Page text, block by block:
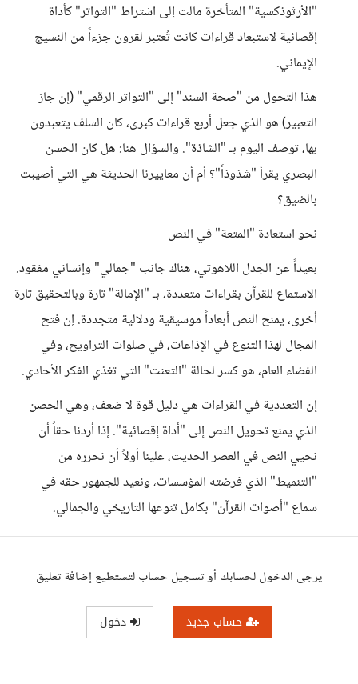
"الأرثوذكسية" المتأخرة مالت إلى اشتراط "التواتر" كأداة
إقصائية لاستبعاد قراءات كانت تُعتبر لقرون جزءاً من النسيج
الإيماني.
هذا التحول من "صحة السند" إلى "التواتر الرقمي" (إن جاز
التعبير) هو الذي جعل أربع قراءات كبرى، كان السلف يتعبدون
بها، توصف اليوم بـ "الشاذة". والسؤال هنا: هل كان الحسن
البصري يقرأ "شذوذاً"؟ أم أن معاييرنا الحديثة هي التي أصيبت
بالضيق؟
نحو استعادة "المتعة" في النص
بعيداً عن الجدل اللاهوتي، هناك جانب "جمالي" وإنساني مفقود.
الاستماع للقرآن بقراءات متعددة، بـ "الإمالة" تارة وبالتحقيق تارة
أخرى، يمنح النص أبعاداً موسيقية ودلالية متجددة. إن فتح
المجال لهذا التنوع في الإذاعات، في صلوات التراويح، وفي
الفضاء العام، هو كسر لحالة "التعنت" التي تغذي الفكر الأحادي.
إن التعددية في القراءات هي دليل قوة لا ضعف، وهي الحصن
الذي يمنع تحويل النص إلى "أداة إقصائية". إذا أردنا حقاً أن
نحيي النص في العصر الحديث، علينا أولاً أن نحرره من
"التنميط" الذي فرضته المؤسسات، ونعيد للجمهور حقه في
سماع "أصوات القرآن" بكامل تنوعها التاريخي والجمالي.
يرجى الدخول لحسابك أو تسجيل حساب لتستطيع إضافة تعليق
حساب جديد دخول